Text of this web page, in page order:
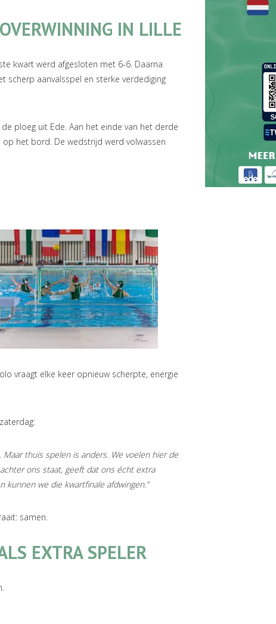
IN LILLE
kwart werd afgesloten met 6-6. Daarna
scherp aanvalsspel en sterke verdediging
ploeg uit Ede. Aan het einde van het derde
het bord. De wedstrijd werd volwassen
vraagt elke keer opnieuw scherpte, energie
thuis spelen is anders. We voelen hier de
ons staat, geeft dat ons écht extra
kunnen we die kwartfinale afdwingen.”
samen.
EXTRA SPELER